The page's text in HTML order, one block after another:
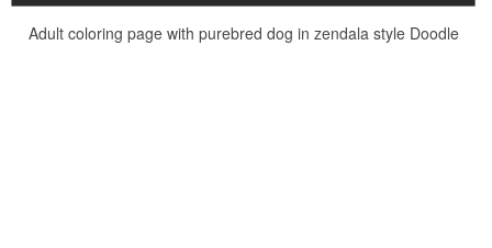
Adult coloring page with purebred dog in zendala style Doodle